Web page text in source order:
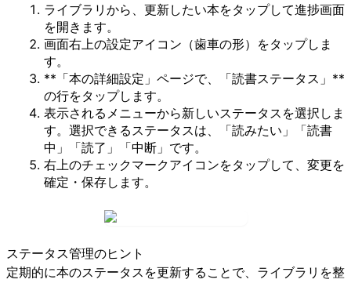
ライブラリから、更新したい本をタップして進捗画面
を開きます。
画面右上の設定アイコン （歯車の形）をタップしま
す。
**「本の詳細設定」 ページで、
「読書ステータス」**
の行をタップします。
表示されるメニューから新しいステータスを選択しま
す。選択できるステータスは、「読みたい」「読書
中」「読了」「中断」です。
右上のチェックマークアイコンをタップして、変更を
確定・保存します。
ステータス管理のヒント
定期的に本のステータスを更新することで、ライブラリを整